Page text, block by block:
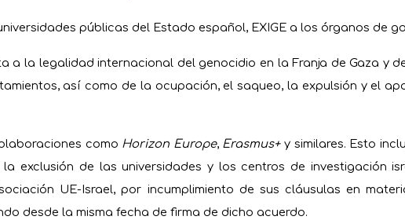
públicas del Estado español, EXIGE a los órganos de
a la legalidad internacional del genocidio en la Franja de Gaza y
así como de la ocupación, el saqueo, la expulsión y el
como Horizon Europe, Erasmus+y similares. Esto
exclusión de las universidades y los centros de investigación
UE-Israel, por incumplimiento de sus cláusulas en
desde la misma fecha de firma de dicho acuerdo.